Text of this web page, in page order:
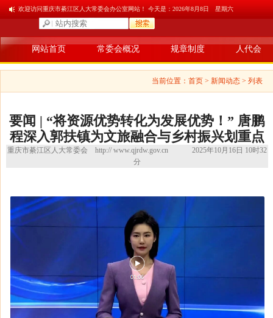
欢迎访问重庆市綦江区人大常委会办公室网站！ 今天是： 2026年8月8日 星期六
网站首页 常委会概况 规章制度 人代会
当前位置： 首页 > 新闻动态 > 列表
要闻 | “将资源优势转化为发展优势！” 唐鹏
程深入郭扶镇为文旅融合与乡村振兴划重点
重庆市綦江区人大常委会 http:// www.qjrdw.gov.cn
2025年10月16日 10时32
分